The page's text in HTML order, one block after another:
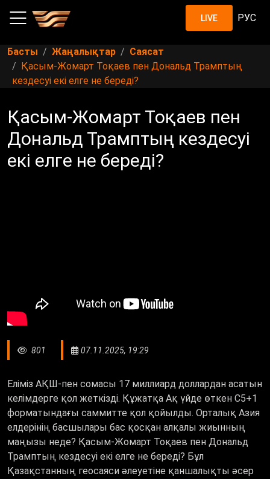
LIVE РУС
Басты Жаңалықтар
Саясат
Қасым-Жомарт Тоқаев пен Дональд Трамптың
кездесуі екі елге не береді?
Қасым-Жомарт Тоқаев пен
Дональд Трамптың кездесуі
екі елге не береді?
801 07.11.2025, 19:29
Еліміз АҚШ-пен сомасы 17 миллиард доллардан асатын
келімдерге қол жеткізді. Құжатқа Ақ үйде өткен С5+1
форматындағы саммитте қол қойылды. Орталық Азия
елдерінің басшылары бас қосқан алқалы жиынның
маңызы неде? Қасым-Жомарт Тоқаев пен Дональд
Трамптың кездесуі екі елге не береді? Бұл
Қазақстанның геосаяси әлеуетіне қаншалықты әсер